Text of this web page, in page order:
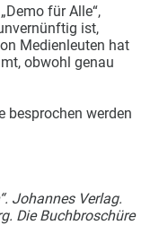
für Alle“,
ist,
Medienleuten hat
obwohl genau
besprochen werden
Johannes Verlag.
Die Buchbroschüre